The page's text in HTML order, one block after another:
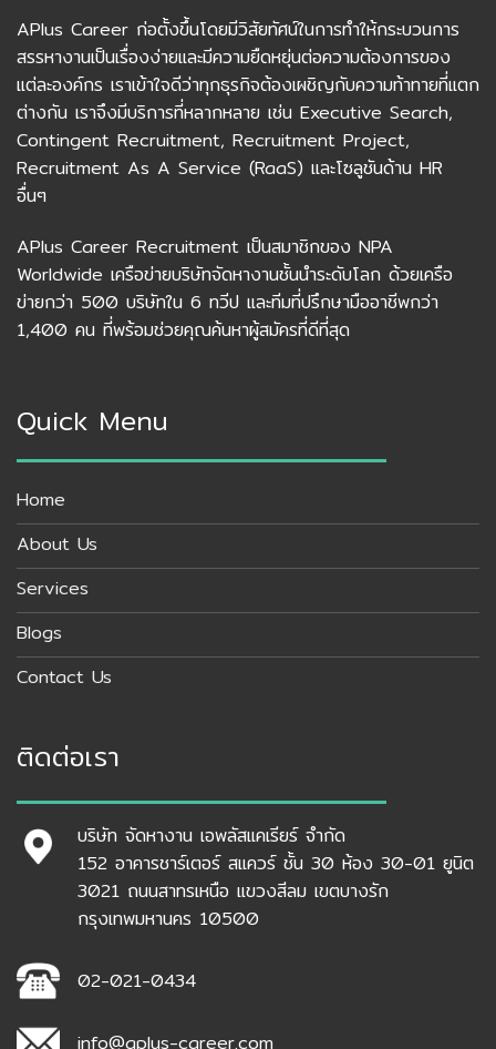
APlus Career ก่อตั้งขึ้นโดยมีวิสัยทัศน์ในการทำให้กระบวนการ
สรรหางานเป็นเรื่องง่ายและมีความยืดหยุ่นต่อความต้องการของ
แต่ละองค์กร เราเข้าใจดีว่าทุกธุรกิจต้องเผชิญกับความท้าทายที่แตก
ต่างกัน เราจึงมีบริการที่หลากหลาย เช่น Executive Search,
Contingent Recruitment, Recruitment Project,
Recruitment As A Service (RaaS) และโซลูชันด้าน HR
อื่นๆ
APlus Career Recruitment เป็นสมาชิกของ NPA
Worldwide เครือข่ายบริษัทจัดหางานชั้นนำระดับโลก ด้วยเครือ
ข่ายกว่า 500 บริษัทใน 6 ทวีป และทีมที่ปรึกษามืออาชีพกว่า
1,400 คน ที่พร้อมช่วยคุณค้นหาผู้สมัครที่ดีที่สุด
Quick Menu
Home
About Us
Services
Blogs
Contact Us
ติดต่อเรา
บริษัท จัดหางาน เอพลัสแคเรียร์ จำกัด
152 อาคารชาร์เตอร์ สแควร์ ชั้น 30 ห้อง 30-01 ยูนิต
3021 ถนนสาทรเหนือ แขวงสีลม เขตบางรัก
กรุงเทพมหานคร 10500
02-021-0434
info@aplus-career.com